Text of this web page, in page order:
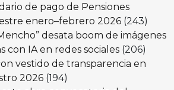
de pago de Pensiones
enero–febrero 2026 (243)
desata boom de imágenes
con IA en redes sociales (206)
vestido de transparencia en
2026 (194)